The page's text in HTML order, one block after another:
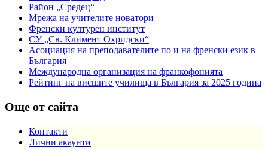
Район „Средец“
Мрежа на учителите новатори
Френски културен институт
СУ „Св. Климент Охридски“
Асоциация на преподавателите по и на френски език в
България
Международна организация на франкофонията
Рейтинг на висшите училища в България за 2025 година
Още от сайта
Контакти
Лични акаунти